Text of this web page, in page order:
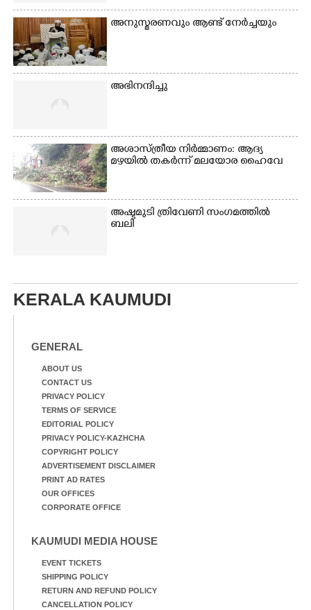
അനുസ്മരണവും ആണ്ട് നേർച്ചയും
അഭിനന്ദിച്ചു
അശാസ്ത്രീയ നിർമ്മാണം: ആദ്യ
മഴയിൽ തകർന്ന് മലയോര ഹൈവേ
അഷ്ടമുടി ത്രിവേണി സംഗമത്തിൽ
ബലി
KERALA KAUMUDI
GENERAL
ABOUT US
CONTACT US
PRIVACY POLICY
TERMS OF SERVICE
EDITORIAL POLICY
PRIVACY POLICY-KAZHCHA
COPYRIGHT POLICY
ADVERTISEMENT DISCLAIMER
PRINT AD RATES
OUR OFFICES
CORPORATE OFFICE
KAUMUDI MEDIA HOUSE
EVENT TICKETS
SHIPPING POLICY
RETURN AND REFUND POLICY
CANCELLATION POLICY